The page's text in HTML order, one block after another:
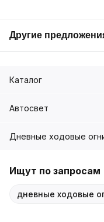
Другие
Каталог
Автосвет
Дневные ходовые
Ищут по запросам
дневные ходовые